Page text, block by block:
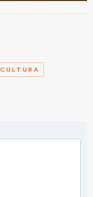
CULTURA